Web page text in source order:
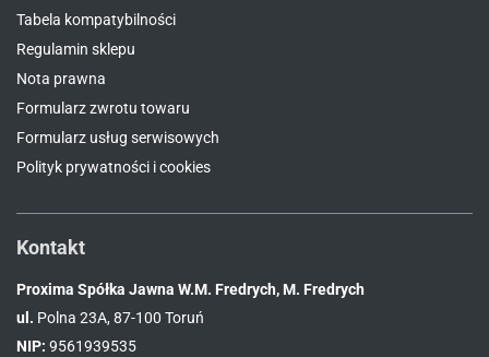
Tabela kompatybilności
Regulamin sklepu
Nota prawna
Formularz zwrotu towaru
Formularz usług serwisowych
Polityk prywatności i cookies
Kontakt
Proxima Spółka Jawna W.M. Fredrych, M. Fredrych
ul. Polna 23A, 87-100 Toruń
NIP: 9561939535